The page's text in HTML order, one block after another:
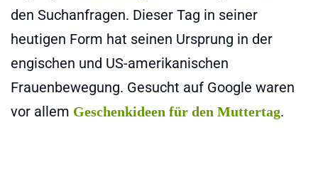
den Suchanfragen. Dieser Tag in seiner
heutigen Form hat seinen Ursprung in der
engischen und US-amerikanischen
Frauenbewegung. Gesucht auf Google waren
vor allem Geschenkideen für den Muttertag.